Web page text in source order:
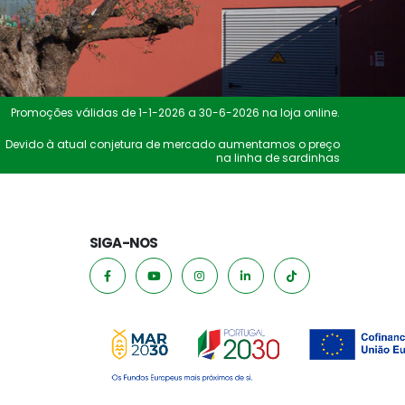
Promoções válidas de 1-1-2026 a 30-6-2026 na loja online.
Devido à atual conjetura de mercado aumentamos o preço
na linha de sardinhas
SIGA-NOS